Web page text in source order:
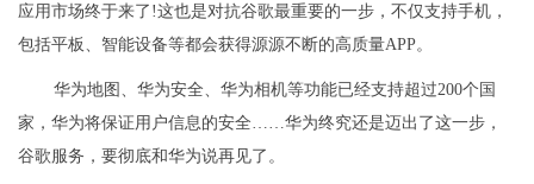
应用市场终于来了!这也是对抗谷歌最重要的一步，不仅支持手机，
包括平板、智能设备等都会获得源源不断的高质量APP。
华为地图、华为安全、华为相机等功能已经支持超过200个国
家，华为将保证用户信息的安全……华为终究还是迈出了这一步，
谷歌服务，要彻底和华为说再见了。